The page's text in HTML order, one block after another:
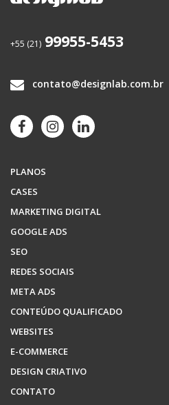
+55 (21) 99955-5453
contato@designlab.com.br
PLANOS
CASES
MARKETING DIGITAL
GOOGLE ADS
SEO
REDES SOCIAIS
META ADS
CONTEÚDO QUALIFICADO
WEBSITES
E-COMMERCE
DESIGN CRIATIVO
CONTATO